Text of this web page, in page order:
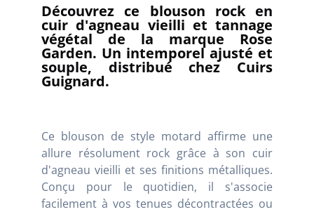
Découvrez ce blouson rock en
cuir d'agneau vieilli et tannage
végétal de la marque Rose
Garden. Un intemporel ajusté et
souple, distribué chez Cuirs
Guignard.
Ce blouson de style motard affirme une
allure résolument rock grâce à son cuir
d'agneau vieilli et ses finitions métalliques.
Conçu pour le quotidien, il s'associe
facilement à vos tenues décontractées ou